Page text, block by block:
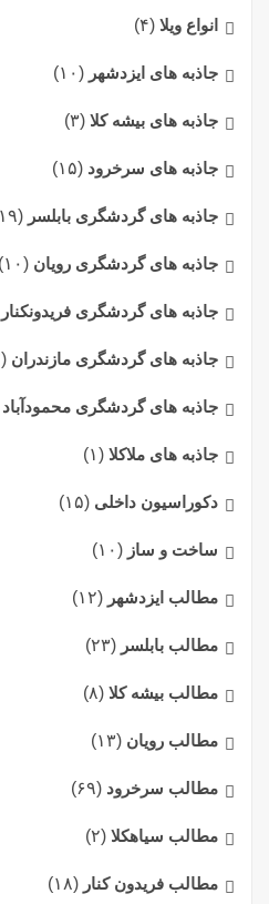
انواع ویلا (۴)
جاذبه های ایزدشهر (۱۰)
جاذبه های بیشه کلا (۳)
جاذبه های سرخرود (۱۵)
جاذبه های گردشگری بابلسر (۱۹)
جاذبه های گردشگری رویان (۱۰)
جاذبه های گردشگری فریدونکنار
جاذبه های گردشگری مازندران (۹۷)
جاذبه های گردشگری محمودآباد
جاذبه های ملاکلا (۱)
دکوراسیون داخلی (۱۵)
ساخت و ساز (۱۰)
مطالب ایزدشهر (۱۲)
مطالب بابلسر (۲۳)
مطالب بیشه کلا (۸)
مطالب رویان (۱۳)
مطالب سرخرود (۶۹)
مطالب سیاهکلا (۲)
مطالب فریدون کنار (۱۸)